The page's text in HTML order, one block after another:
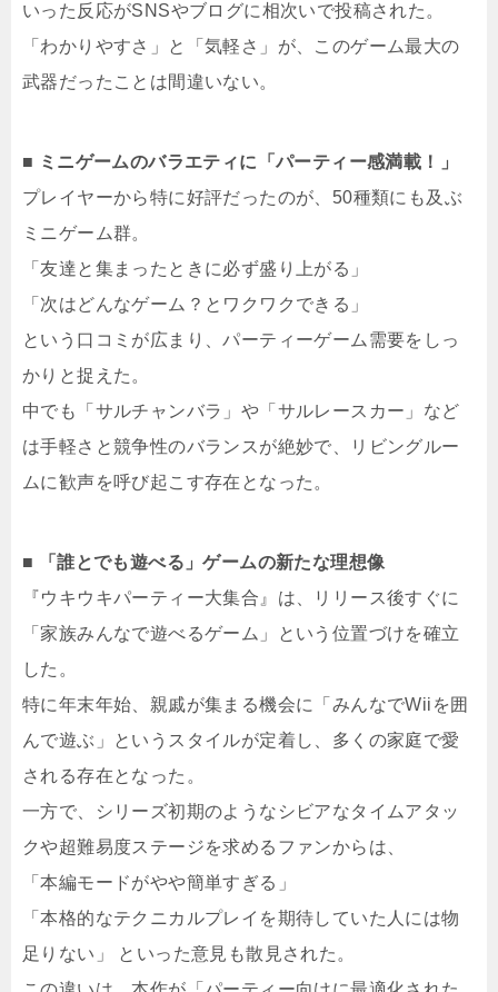
いった反応がSNSやブログに相次いで投稿された。
「わかりやすさ」と「気軽さ」が、このゲーム最大の
武器だったことは間違いない。
■ ミニゲームのバラエティに「パーティー感満載！」
プレイヤーから特に好評だったのが、50種類にも及ぶ
ミニゲーム群。
「友達と集まったときに必ず盛り上がる」
「次はどんなゲーム？とワクワクできる」
という口コミが広まり、パーティーゲーム需要をしっ
かりと捉えた。
中でも「サルチャンバラ」や「サルレースカー」など
は手軽さと競争性のバランスが絶妙で、リビングルー
ムに歓声を呼び起こす存在となった。
■ 「誰とでも遊べる」ゲームの新たな理想像
『ウキウキパーティー大集合』は、リリース後すぐに
「家族みんなで遊べるゲーム」という位置づけを確立
した。
特に年末年始、親戚が集まる機会に「みんなでWiiを囲
んで遊ぶ」というスタイルが定着し、多くの家庭で愛
される存在となった。
一方で、シリーズ初期のようなシビアなタイムアタッ
クや超難易度ステージを求めるファンからは、
「本編モードがやや簡単すぎる」
「本格的なテクニカルプレイを期待していた人には物
足りない」 といった意見も散見された。